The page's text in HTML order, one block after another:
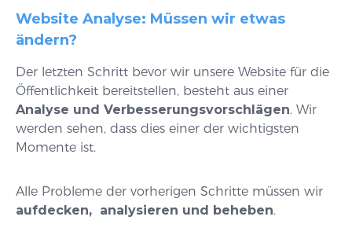
Website Analyse: Müssen wir etwas
ändern?
Der letzten Schritt bevor wir unsere Website für die
Öffentlichkeit bereitstellen, besteht aus einer
Analyse und Verbesserungsvorschlägen. Wir
werden sehen, dass dies einer der wichtigsten
Momente ist.
Alle Probleme der vorherigen Schritte müssen wir
aufdecken, analysieren und beheben.